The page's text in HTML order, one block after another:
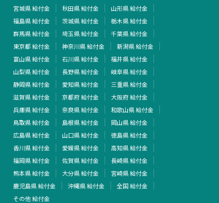
宮城県 給付金
秋田県 給付金
山形県 給付金
福島県 給付金
茨城県 給付金
栃木県 給付金
群馬県 給付金
埼玉県 給付金
千葉県 給付金
東京都 給付金
神奈川県 給付金
新潟県 給付金
富山県 給付金
石川県 給付金
福井県 給付金
山梨県 給付金
長野県 給付金
岐阜県 給付金
静岡県 給付金
愛知県 給付金
三重県 給付金
滋賀県 給付金
京都府 給付金
大阪府 給付金
兵庫県 給付金
奈良県 給付金
和歌山県 給付金
鳥取県 給付金
島根県 給付金
岡山県 給付金
広島県 給付金
山口県 給付金
徳島県 給付金
香川県 給付金
愛媛県 給付金
高知県 給付金
福岡県 給付金
佐賀県 給付金
長崎県 給付金
熊本県 給付金
大分県 給付金
宮崎県 給付金
鹿児島県 給付金
沖縄県 給付金
全国 給付金
その他 給付金